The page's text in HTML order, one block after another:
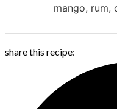
mango, rum,
share this recipe: